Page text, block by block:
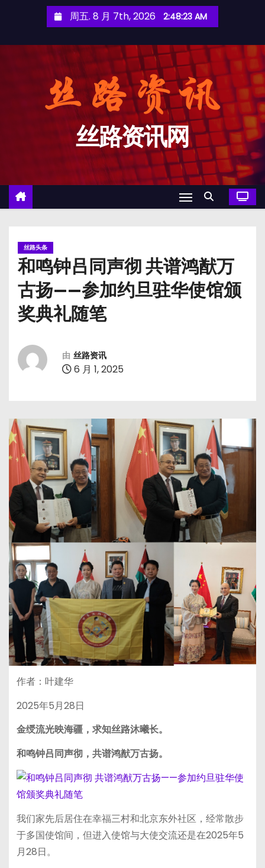
周五. 8 月 7th, 2026 2:48:23 AM
丝路资讯网
丝路头条
和鸣钟吕同声彻 共谱鸿猷万
古扬——参加约旦驻华使馆颁
奖典礼随笔
由 丝路资讯
6 月 1, 2025
作者：叶建华
2025年5月28日
金绶流光映海疆，求知丝路沐曦长。
和鸣钟吕同声彻，共谱鸿猷万古扬。
我们家先后居住在幸福三村和北京东外社区，经常散步
于多国使馆间，但进入使馆与大使交流还是在2025年5
月28日。